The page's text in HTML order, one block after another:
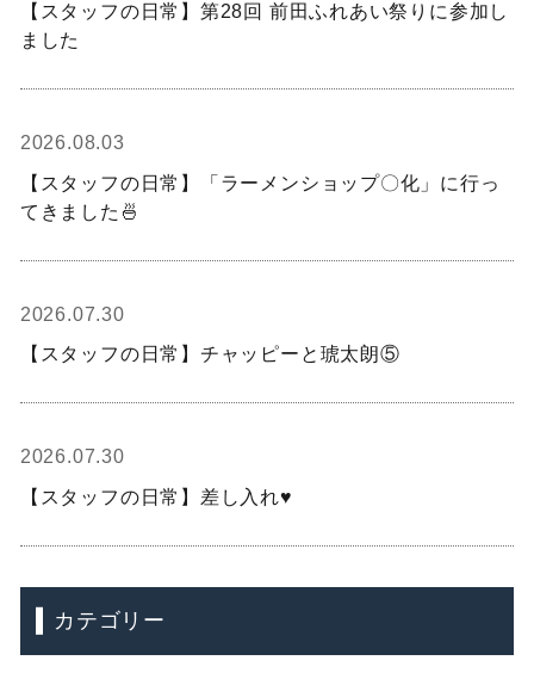
【スタッフの日常】第28回 前田ふれあい祭りに参加し
ました
2026.08.03
【スタッフの日常】「ラーメンショップ〇化」に行っ
てきました🍜
2026.07.30
【スタッフの日常】チャッピーと琥太朗⑤
2026.07.30
【スタッフの日常】差し入れ♥
カテゴリー